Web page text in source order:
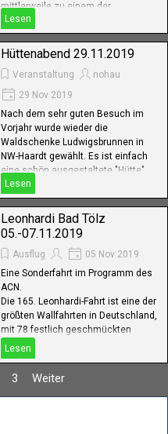
mittlerweile zu einem der
schönsten und größten
Weihnachtsmärkte in Deutschland.
Lesen
Hüttenabend 29.11.2019
Veranstaltung
nohau
29 Nov 2019
Nach dem sehr guten Besuch im
Vorjahr wurde wieder die
Waldschenke Ludwigsbrunnen in
NW-Haardt gewählt. Es ist einfach
eine schön ausgestaltete "Hütte",
die gut angefahren werden kann. Die
Hütte liegt direkt am Wald und bietet
einen herrlichem Blick über die
Rheinebene (an diesem Abend
witterungsbedingt leider nicht
möglich).
Lesen
Leonhardi Bad Tölz
05.-07.11.2019
Ausflug
05 Nov 2019
Eine Sonderfahrt im Programm des
ACN.
Die 165. Leonhardi-Fahrt ist eine der
größten Wallfahrten in Deutschland,
mit 78 festlich geschmückten
vierspännigen Truhen- und
Tafelwagen, ca. 400
herausgeputzten Pferden, ca. 500
Trachten, ca. 150 Reiter und ca. 300
Lesen
3 Weiter